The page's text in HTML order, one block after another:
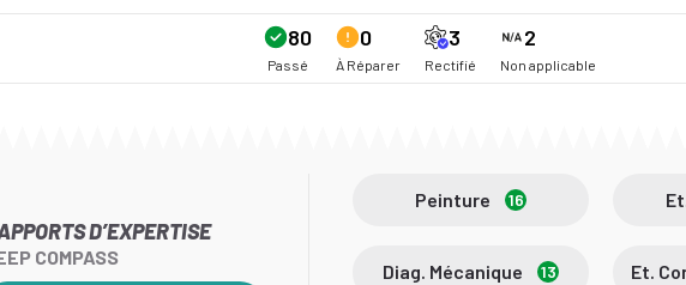
80
Passé
0
À Réparer
3
Rectifié
2
Non applicable
D’EXPERTISE
COMPASS
Peinture 16
Diag. Mécanique 13 Et.